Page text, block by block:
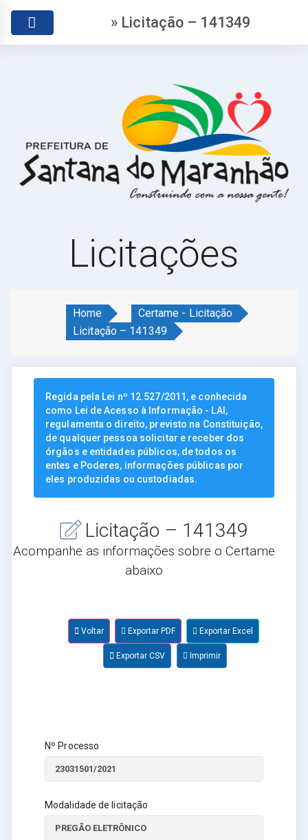
» Licitação – 141349
Licitações
Home
Certame - Licitação
Licitação – 141349
Regida pela Lei nº 12.527/2011, e conhecida
como Lei de Acesso à Informação - LAI,
regulamenta o direito, previsto na Constituição,
de qualquer pessoa solicitar e receber dos
órgãos e entidades públicos, de todos os
entes e Poderes, informações públicas por
eles produzidas ou custodiadas.
Licitação – 141349
Acompanhe as informações sobre o Certame
abaixo
Voltar Exportar PDF Exportar Excel
Exportar CSV Imprimir
Nº Processo
Modalidade de licitação